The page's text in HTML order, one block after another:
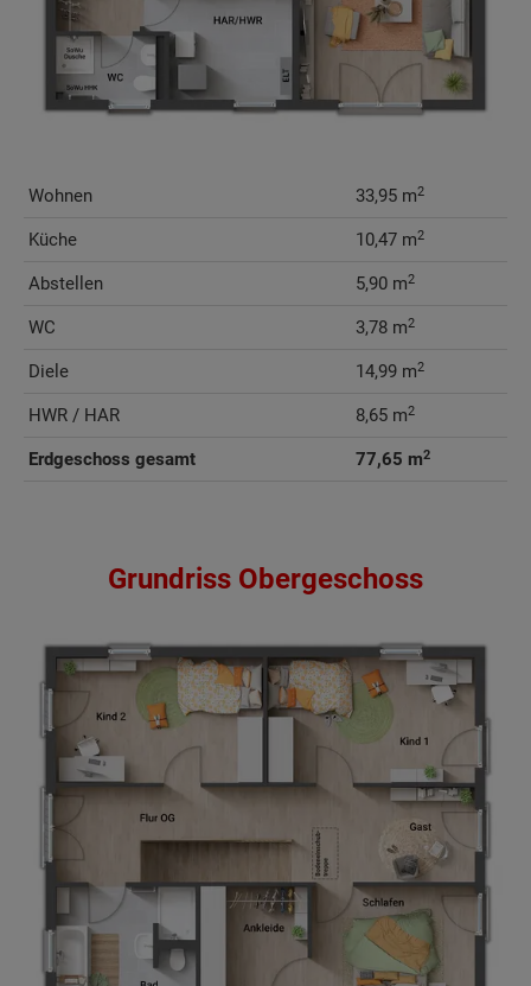
Wohnen 33,95 m2
Küche 10,47 m2
Abstellen 5,90 m2
WC 3,78 m2
Diele 14,99 m2
HWR / HAR 8,65 m2
Erdgeschoss gesamt 77,65 m2
Grundriss Obergeschoss